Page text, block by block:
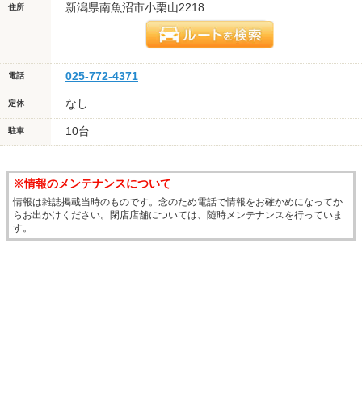
住所 新潟県南魚沼市小栗山2218
電話 025-772-4371
定休 なし
駐車 10台
※情報のメンテナンスについて
情報は雑誌掲載当時のものです。念のため電話で情報をお確かめになってか
らお出かけください。閉店店舗については、随時メンテナンスを行っていま
す。